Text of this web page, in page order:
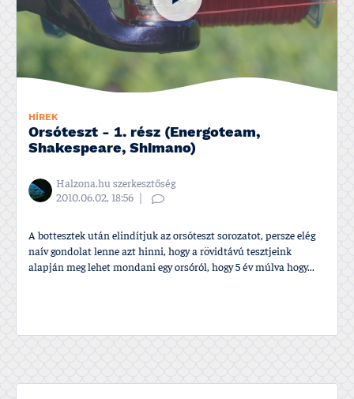
HÍREK
Orsóteszt - 1. rész (Energoteam,
Shakespeare, Shimano)
Halzona.hu szerkesztőség
2010.06.02, 18:56
A bottesztek után elindí­tjuk az orsóteszt sorozatot, persze elég
naí­v gondolat lenne azt hinni, hogy a rövidtávú tesztjeink
alapján meg lehet mondani egy orsóról, hogy 5 év múlva hogy...